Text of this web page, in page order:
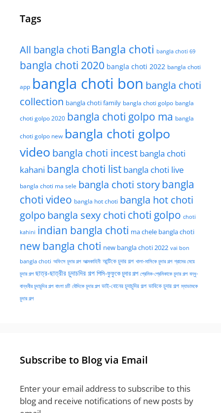
Tags
All bangla choti Bangla choti bangla choti 69
bangla choti 2020 bangla choti 2022 bangla choti
app bangla choti bon bangla choti
collection bangla choti family bangla choti golpo bangla
choti golpo 2020 bangla choti golpo ma bangla
choti golpo new bangla choti golpo
video bangla choti incest bangla choti
kahani bangla choti list bangla choti live
bangla choti ma sele bangla choti storybangla
choti video bangla hot choti bangla hot choti
golpo bangla sexy choti choti golpo choti
kahini indian bangla choti ma chele bangla choti
new bangla choti new bangla choti 2022 vai bon
bangla choti অফিসে চুদার গল্প আত্মকাহিনী আন্টিকে চুদার গল্প খালা-মাসিকে চুদার গল্প গ্রামের মেয়ে
চুদার গল্প ছাত্র-ছাত্রীর চুদাচদির গল্প পিসি-ফুফুকে চুদার গল্প প্রেমিক-প্রেমিকাকে চুদার গল্প বন্ধু-
বান্ধবীর চুদাচুদির গল্প বাংলা চটি বৌদিকে চুদার গল্প ভাই-বোনের চুদাচুদির গল্প ভাবিকে চুদার গল্প ম্যাডামকে
চুদার গল্প
Subscribe to Blog via Email
Enter your email address to subscribe to this
blog and receive notifications of new posts by